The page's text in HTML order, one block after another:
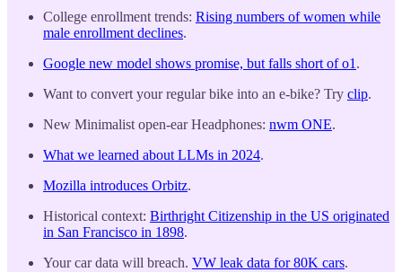
College enrollment trends: Rising numbers of women while
male enrollment declines.
Google new model shows promise, but falls short of o1 .
Want to convert your regular bike into an e-bike? Try clip.
New Minimalist open-ear Headphones: nwm ONE.
What we learned about LLMs in 2024.
Mozilla introduces Orbitz.
Historical context: Birthright Citizenship in the US originated
in San Francisco in 1898.
Your car data will breach. VW leak data for 80K cars.